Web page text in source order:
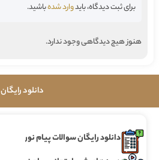
برای ثبت دیدگاه، بایدوارد شدهباشید.
هنوز هیچ دیدگاهی وجود ندارد.
دانلود رایگان
دانلود رایگان سوالات پیام نور